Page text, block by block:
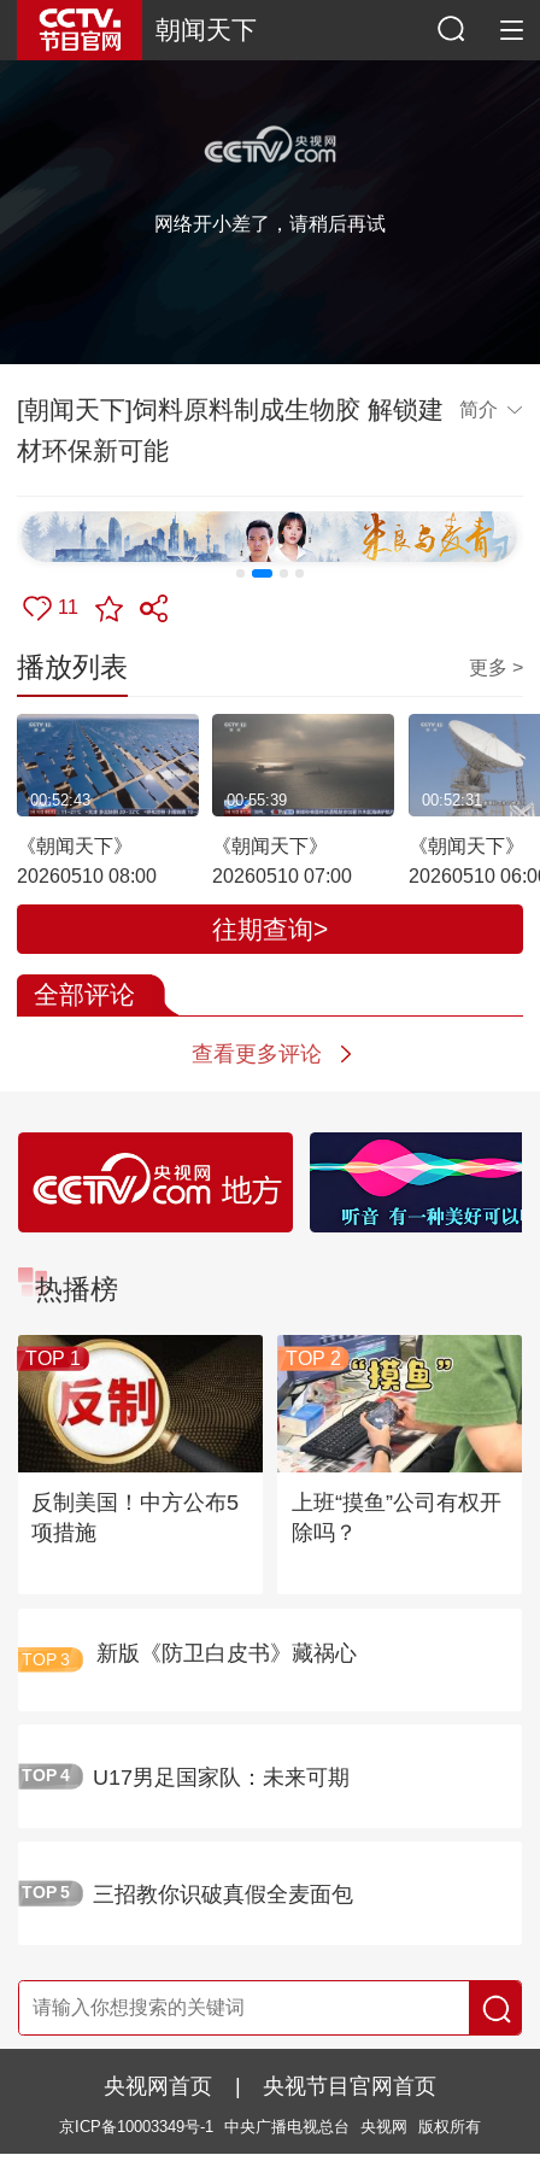
朝闻天下
网络开小差了，请稍后再试
[朝闻天下]饲料原料制成生物胶 解锁建
材环保新可能
简介
11
播放列表 更多 >
《朝闻天下》
20260510 08:00
00:52:43
《朝闻天下》
20260510 07:00
00:55:39
《朝闻天下》
20260510
00:52:31
往期查询>
全部评论
查看更多评论
热播榜
TOP 1
反制美国！中方公布5
项措施
TOP 2
上班“摸鱼”公司有权开
除吗？
TOP 3 新版《防卫白皮书》藏祸心
TOP 4 U17男足国家队：未来可期
TOP 5 三招教你识破真假全麦面包
央视网首页 | 央视节目官网首页
京ICP备10003349号-1 中央广播电视总台 央视网 版权所有